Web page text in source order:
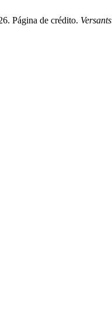
Página de crédito.